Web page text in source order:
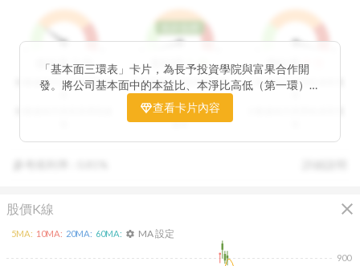
價值環3分
分數越高代表投資價值越
高
股利環 1 分
分數越高代表股利報酬率
越高
分數越低代表股利報酬率
越低
營收環9
分數越高代表營收成長性
高
「基本面三環表」卡片，為長予投資學院與富果合作開
發。將公司基本面中的本益比、本淨比高低（第一環）、
股利報酬率好壞（第二環）以及營收成長性（第三環），
透過數據分析與統計處理，用三環的表達方式讓投資人可
查看卡片內容
股價K線 close
900
5MA: 10MA: 20MA: 60MA: settings MA 設定